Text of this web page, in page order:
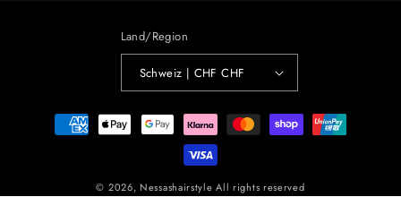
Land/Region
Schweiz | CHF CHF
Zahlungsmethoden
© 2026, Nessashairstyle All rights reserved